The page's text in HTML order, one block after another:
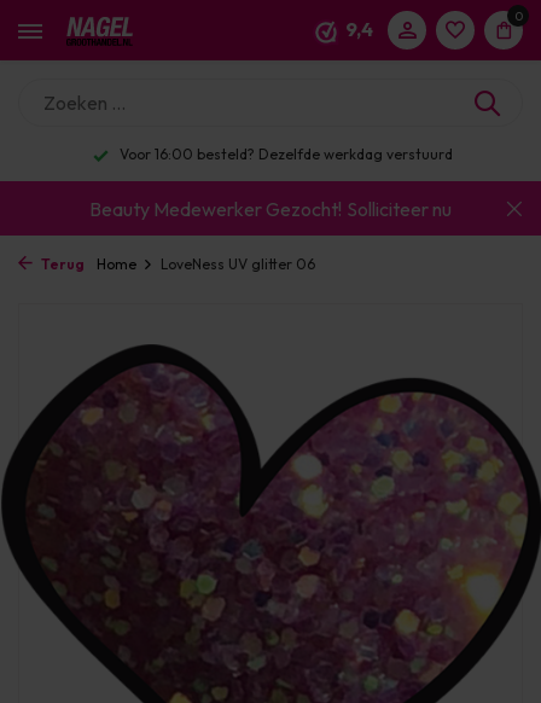
9,4
0
Voor 16:00 besteld? Dezelfde werkdag verstuurd
Beauty Medewerker Gezocht! Solliciteer nu
Terug Home LoveNess UV glitter 06